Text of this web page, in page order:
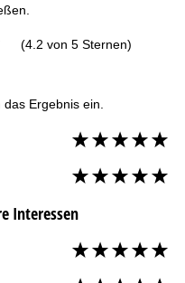
(4.2 von 5 Sternen)
Ergebnis ein.
Interessen